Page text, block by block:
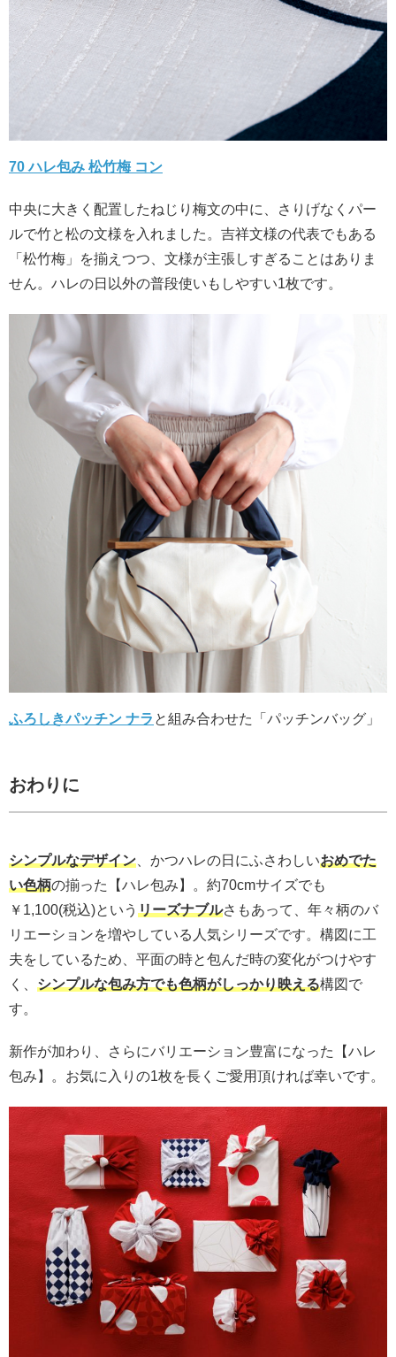
70 ハレ包み 松竹梅 コン
中央に大きく配置したねじり梅文の中に、さりげなくパー
ルで竹と松の文様を入れました。吉祥文様の代表でもある
「松竹梅」を揃えつつ、文様が主張しすぎることはありま
せん。ハレの日以外の普段使いもしやすい1枚です。
ふろしきパッチン ナラ と組み合わせた「パッチンバッグ」
おわりに
シンプルなデザイン 、かつハレの日にふさわしいおめでた
い色柄の揃った【ハレ包み】。約70cmサイズでも
￥1,100(税込)という リーズナブルさもあって、年々柄のバ
リエーションを増やしている人気シリーズです。構図に工
夫をしているため、平面の時と包んだ時の変化がつけやす
く、 シンプルな包み方でも色柄がしっかり映える構図で
す。
新作が加わり、さらにバリエーション豊富になった【ハレ
包み】。お気に入りの1枚を長くご愛用頂ければ幸いです。